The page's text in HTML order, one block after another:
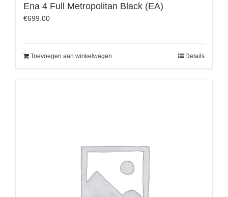
Ena 4 Full Metropolitan Black (EA)
€699.00
Toevoegen aan winkelwagen Details